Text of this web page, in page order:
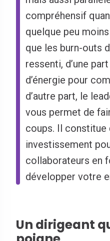
compréhensif
quelque peu moins
que les burn-outs
ressenti, d’une
d’énergie pour
d’autre part, le
vous permet de
coups. Il constitue
investissement
collaborateurs en
développer votre
Un dirigeant